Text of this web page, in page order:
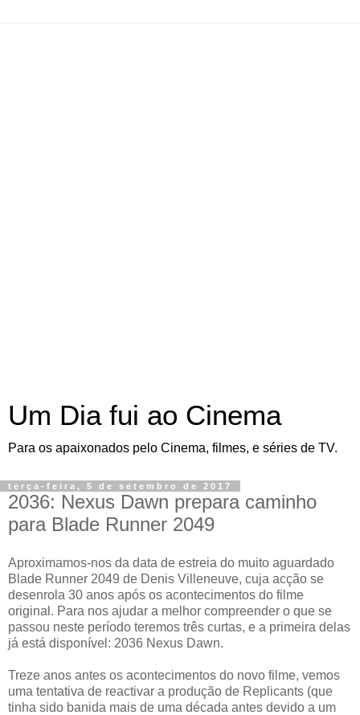
Um Dia fui ao Cinema
Para os apaixonados pelo Cinema, filmes, e séries de TV.
terça-feira, 5 de setembro de 2017
2036: Nexus Dawn prepara caminho
para Blade Runner 2049
Aproximamos-nos da data de estreia do muito aguardado
Blade Runner 2049 de Denis Villeneuve, cuja acção se
desenrola 30 anos após os acontecimentos do filme
original. Para nos ajudar a melhor compreender o que se
passou neste período teremos três curtas, e a primeira delas
já está disponível: 2036 Nexus Dawn.
Treze anos antes os acontecimentos do novo filme, vemos
uma tentativa de reactivar a produção de Replicants (que
tinha sido banida mais de uma década antes devido a um